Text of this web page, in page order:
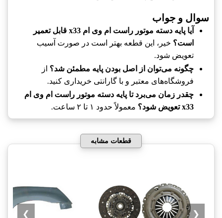
سوال و جواب
آیا پایه دسته موتور راست ام وی ام x33 قابل تعمیر
است؟ خیر، این قطعه بهتر است در صورت آسیب
تعویض شود.
چگونه می‌توان از اصل بودن پایه مطمئن شد؟ از
فروشگاه‌های معتبر و با گارانتی خریداری کنید.
چقدر زمان می‌برد تا پایه دسته موتور راست ام وی ام
x33 تعویض شود؟
معمولاً حدود ۱ تا ۲ ساعت.
قطعات مشابه
❮
❯